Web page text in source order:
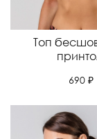
Топ
690 ₽